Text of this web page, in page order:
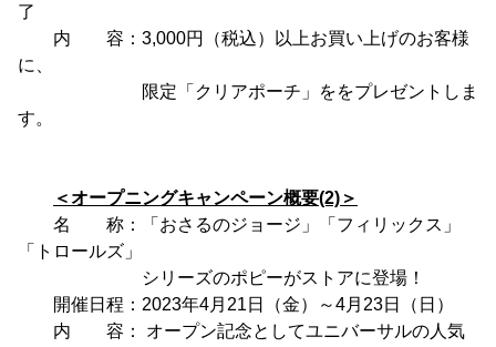
了
内 容：3,000円（税込）以上お買い上げのお客様
に、
限定「クリアポーチ」ををプレゼントしま
す。
＜オープニングキャンペーン概要(2)＞
名 称：「おさるのジョージ」「フィリックス」
「トロールズ」
シリーズのポピーがストアに登場！
開催日程：2023年4月21日（金）～4月23日（日）
内 容： オープン記念としてユニバーサルの人気